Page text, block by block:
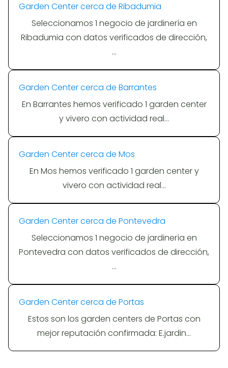
Garden Center cerca de Ribadumia
Seleccionamos 1 negocio de jardinería en
Ribadumia con datos verificados de dirección,
…
Garden Center cerca de Barrantes
En Barrantes hemos verificado 1 garden center
y vivero con actividad real…
Garden Center cerca de Mos
En Mos hemos verificado 1 garden center y
vivero con actividad real…
Garden Center cerca de Pontevedra
Seleccionamos 1 negocio de jardinería en
Pontevedra con datos verificados de dirección,
…
Garden Center cerca de Portas
Estos son los garden centers de Portas con
mejor reputación confirmada: E.jardin…